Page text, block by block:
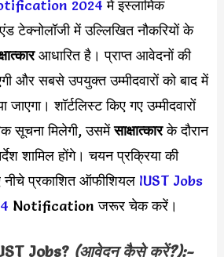
2024 में इस्लामिक
टेक्नोलॉजी में उल्लिखित नौकरियों के
आधारित है। प्राप्त आवेदनों की
और सबसे उपयुक्त उम्मीदवारों को बाद में
शॉर्टलिस्ट किए गए उम्मीदवारों
सूचना मिलेगी, उसमेंसाक्षात्कारके दौरान
शामिल होंगे। चयन प्रक्रिया की
नीचे प्रकाशित ऑफीशियल IUST Jobs
Notification जरूर चेक करें।
Jobs?(आवेदन कैसे करें?):-